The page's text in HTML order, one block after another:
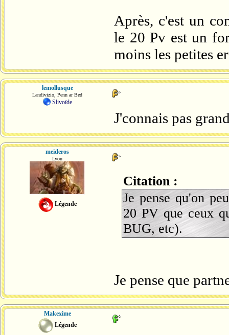
Après, c'est un
le 20 Pv est un
moins les petites
lemollusque
Landivizio, Penn ar Bed
Slivoïde
J'connais pas
meideros
Lyon
Légende
Citation :
Je pense qu'on
20 PV que ceux
BUG, etc).
Je pense que
Makexime
Légende